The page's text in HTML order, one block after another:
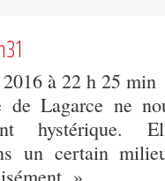
à 22 h 25 min
Lagarce ne
hystérique.
un certain
»